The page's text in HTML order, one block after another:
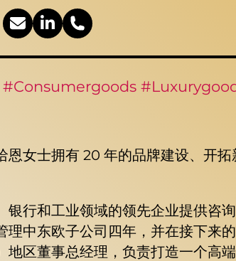
#Consumergoods
女士拥有 20 年的品牌建设、开
行和工业领域的领先企业提供咨
中东欧子公司四年，并在接下来
区董事总经理，负责打造一个高